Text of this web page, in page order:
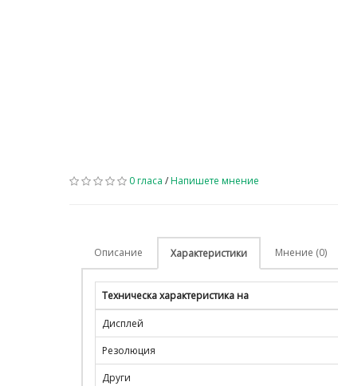
0 гласа /Напишете мнение
Описание Характеристики Мнение (0)
Техническа характеристика на
Дисплей
Резолюция
Други